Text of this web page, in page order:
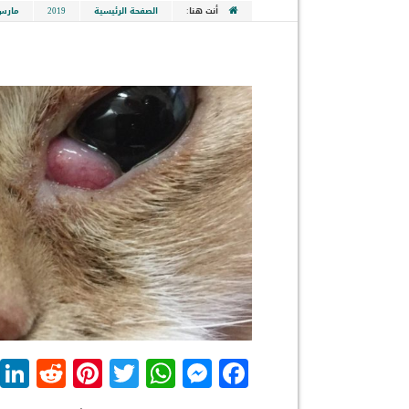
أنت هنا: الصفحة الرئيسية 2019
Facebook
Messenger
WhatsApp
Twitter